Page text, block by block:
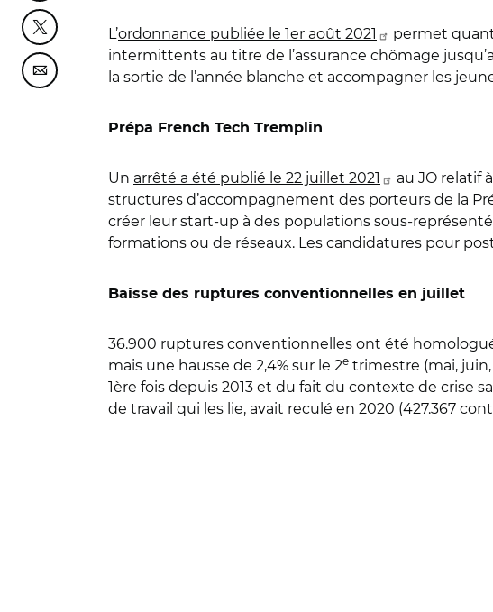
Partager cette page sur Twitter
Partager cette page sur Courriel
L’ordonnance publiée le 1er août 2021
permet
intermittents au titre de l’assurance chômage
la sortie de l’année blanche et accompagner les
Prépa French Tech Tremplin
Un arrêté a été publié le 22 juillet 2021
au JO relatif
structures d’accompagnement des porteurs de la
créer leur start-up à des populations sous-
formations ou de réseaux. Les candidatures pour
Baisse des ruptures conventionnelles en juillet
36.900 ruptures conventionnelles ont été
mais une hausse de 2,4% sur le 2e trimestre (mai,
1ère fois depuis 2013 et du fait du contexte de crise
de travail qui les lie, avait reculé en 2020 (427.367